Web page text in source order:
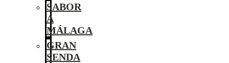
SABOR
A
MÁLAGA
GRAN
SENDA